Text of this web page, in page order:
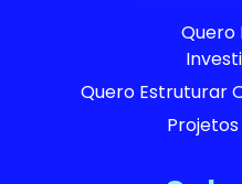
Quero
Quero Estruturar